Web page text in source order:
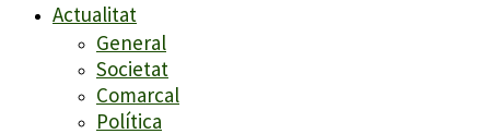
Actualitat
General
Societat
Comarcal
Política